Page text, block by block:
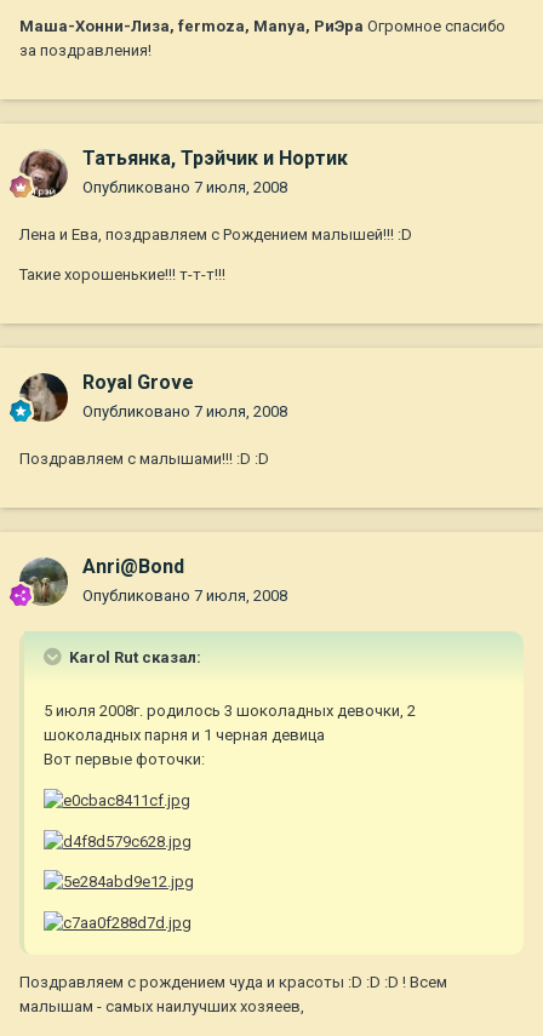
Маша-Хонни-Лиза, fermoza, Manya, РиЭра Огромное спасибо
за поздравления!
Татьянка, Трэйчик и Нортик
Опубликовано 7 июля, 2008
Лена и Ева, поздравляем с Рождением малышей!!! :D
Такие хорошенькие!!! т-т-т!!!
Royal Grove
Опубликовано 7 июля, 2008
Поздравляем с малышами!!! :D :D
Anri@Bond
Опубликовано 7 июля, 2008
Karol Rut сказал:
5 июля 2008г. родилось 3 шоколадных девочки, 2
шоколадных парня и 1 черная девица
Вот первые фоточки:
Поздравляем с рождением чуда и красоты :D :D :D ! Всем
малышам - самых наилучших хозяеев,